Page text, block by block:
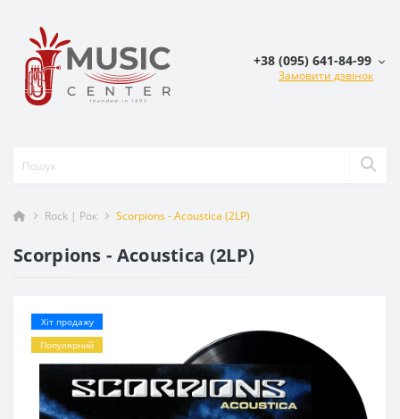
+38 (095) 641-84-99
Замовити дзвінок
Rock | Рок Scorpions - Acoustica (2LP)
Scorpions - Acoustica (2LP)
Хіт продажу
Популярний